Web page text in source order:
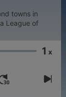
towns in
League of
1 x